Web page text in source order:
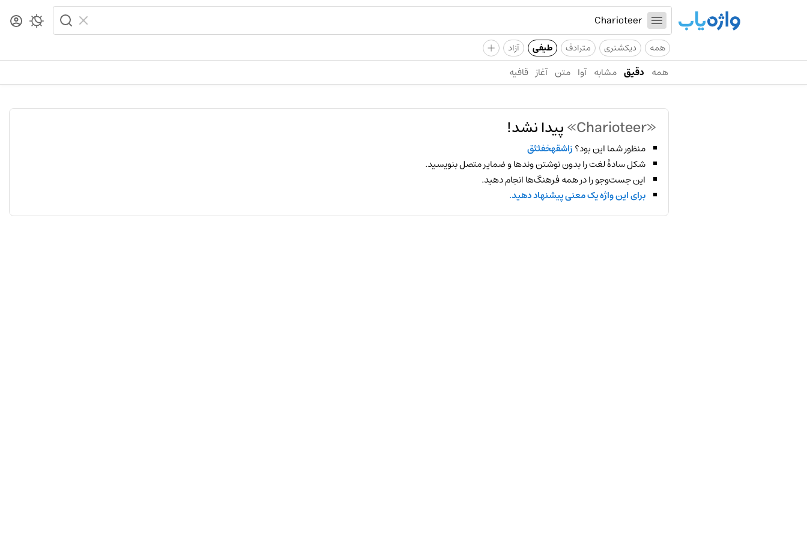
همه دیکشنری مترادف طیفی آزاد +
همه دقیق مشابه آوا متن آغاز قافیه
«Charioteer» پیدا نشد!
منظور شما این بود؟زاشقهخفثثق
شکل سادهٔ لغت را بدون نوشتن وندها و ضمایر متصل بنویسید.
این جست‌وجو را در همه فرهنگ‌ها انجام دهید.
برای این واژه یک معنی پیشنهاد دهید.